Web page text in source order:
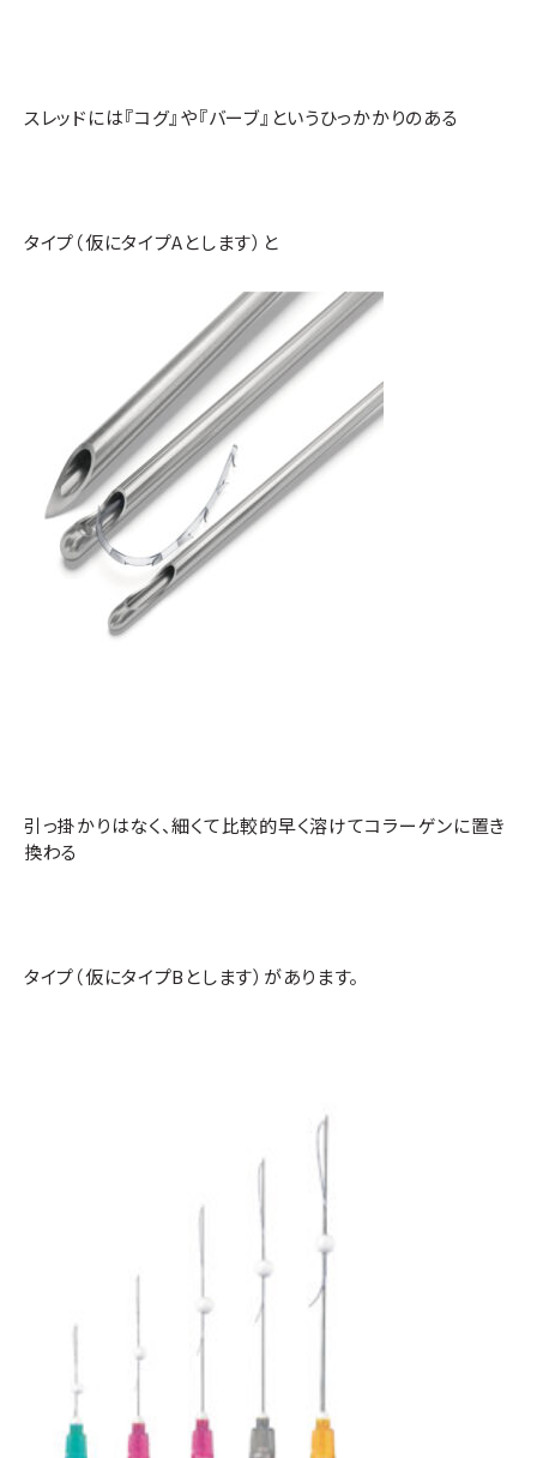
スレッドには『コグ』や『バーブ』というひっかかりのある
タイプ（仮にタイプAとします）と
引っ掛かりはなく、細くて比較的早く溶けてコラーゲンに置き
換わる
タイプ（仮にタイプBとします）があります。